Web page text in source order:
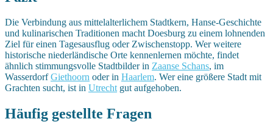
Die Verbindung aus mittelalterlichem Stadtkern, Hanse-Geschichte
und kulinarischen Traditionen macht Doesburg zu einem lohnenden
Ziel für einen Tagesausflug oder Zwischenstopp. Wer weitere
historische niederländische Orte kennenlernen möchte, findet
ähnlich stimmungsvolle Stadtbilder in Zaanse Schans, im
WasserdorfGiethoorn oder in Haarlem. Wer eine größere Stadt mit
Grachten sucht, ist in Utrechtgut aufgehoben.
Häufig gestellte Fragen